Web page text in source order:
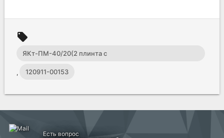
local_offer
ЯКт-ПМ-40/20(2 плинта с
вин.клеммами,трубостойка)
, 120911-00153
Есть вопрос